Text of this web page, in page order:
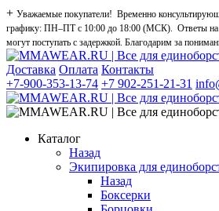
+ Уважаемые покупатели! Временно
графику: ПН–ПТ с 10:00 до 18:00 (МСК). Ответы на
могут поступать с задержкой. Благодарим за
Доставка Оплата Контакты
+7-900-353-13-74 +7 902-251-21-31
Каталог
Назад
Экипировка для
Назад
Боксерки